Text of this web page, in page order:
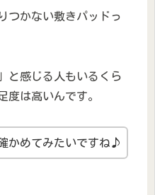
つかない敷きパッドっ
と感じる人もいるくら
度は高いんです。
かめてみたいですね♪